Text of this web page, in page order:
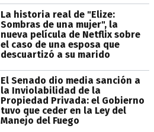
La historia real de "Elize:
Sombras de una mujer", la
nueva película de Netflix sobre
el caso de una esposa que
descuartizó a su marido
El Senado dio media sanción a
la Inviolabilidad de la
Propiedad Privada: el Gobierno
tuvo que ceder en la Ley del
Manejo del Fuego